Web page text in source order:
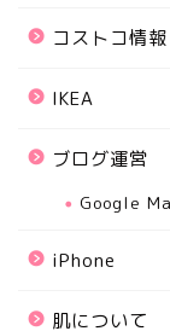
コストコ情報
IKEA
ブログ運営
Google
iPhone
肌について